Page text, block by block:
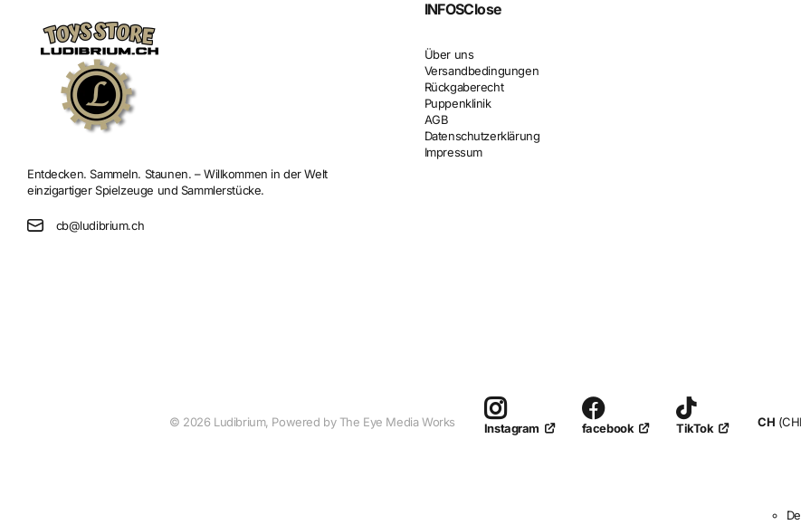
Entdecken. Sammeln. Staunen. – Willkommen in der Welt
einzigartiger Spielzeuge und Sammlerstücke.
cb@ludibrium.ch
INFOSClose
Über uns
Versandbedingungen
Rückgaberecht
Puppenklinik
AGB
Datenschutzerklärung
Impressum
© 2026 Ludibrium, Powered by The Eye Media Works Instagram facebook TikTok CH